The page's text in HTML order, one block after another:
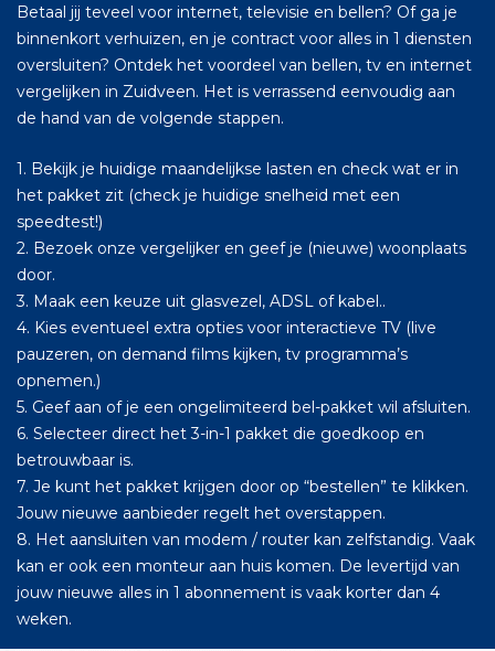
Betaal jij teveel voor internet, televisie en bellen? Of ga je
binnenkort verhuizen, en je contract voor alles in 1 diensten
oversluiten? Ontdek het voordeel van bellen, tv en internet
vergelijken in Zuidveen. Het is verrassend eenvoudig aan
de hand van de volgende stappen.
1. Bekijk je huidige maandelijkse lasten en check wat er in
het pakket zit (check je huidige snelheid met een
speedtest!)
2. Bezoek onze vergelijker en geef je (nieuwe) woonplaats
door.
3. Maak een keuze uit glasvezel, ADSL of kabel..
4. Kies eventueel extra opties voor interactieve TV (live
pauzeren, on demand films kijken, tv programma’s
opnemen.)
5. Geef aan of je een ongelimiteerd bel-pakket wil afsluiten.
6. Selecteer direct het 3-in-1 pakket die goedkoop en
betrouwbaar is.
7. Je kunt het pakket krijgen door op “bestellen” te klikken.
Jouw nieuwe aanbieder regelt het overstappen.
8. Het aansluiten van modem / router kan zelfstandig. Vaak
kan er ook een monteur aan huis komen. De levertijd van
jouw nieuwe alles in 1 abonnement is vaak korter dan 4
weken.